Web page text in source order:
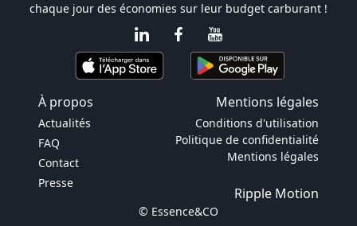
chaque jour des économies sur leur budget carburant !
À propos Mentions légales
Actualités
FAQ
Contact
Presse
Conditions d'utilisation
Politique de confidentialité
Mentions légales
Ripple Motion
© Essence&CO